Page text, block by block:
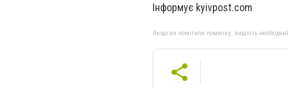
Інформує kyivpost.com
Якщо ви помітили помилку, виділіть